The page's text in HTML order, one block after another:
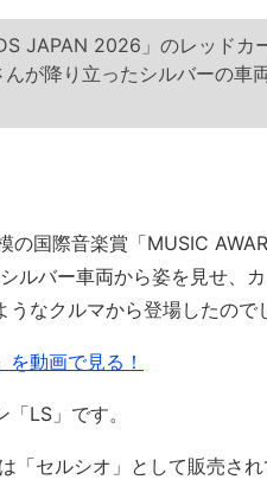
JAPAN 2026」のレッドカ
が降り立ったシルバーの車
国際音楽賞「MUSIC
バー車両から姿を見せ、カ
なクルマから登場したので
動画で見る！
LS」です。
セルシオ」として販売され